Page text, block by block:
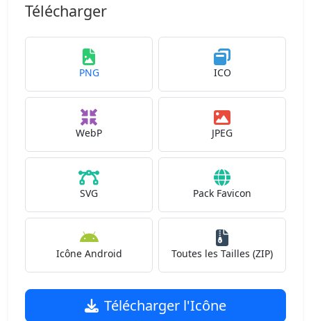
Télécharger
PNG ICO
WebP JPEG
SVG Pack Favicon
Icône Android Toutes les Tailles (ZIP)
Télécharger l'Icône